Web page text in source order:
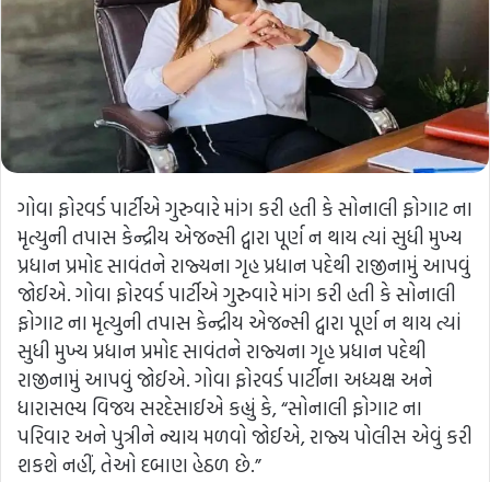
ગોવા ફોરવર્ડ પાર્ટીએ ગુરુવારે માંગ કરી હતી કે સોનાલી ફોગાટ ના
મૃત્યુની તપાસ કેન્દ્રીય એજન્સી દ્વારા પૂર્ણ ન થાય ત્યાં સુધી મુખ્ય
પ્રધાન પ્રમોદ સાવંતને રાજ્યના ગૃહ પ્રધાન પદેથી રાજીનામું આપવું
જોઈએ. ગોવા ફોરવર્ડ પાર્ટીએ ગુરુવારે માંગ કરી હતી કે સોનાલી
ફોગાટ ના મૃત્યુની તપાસ કેન્દ્રીય એજન્સી દ્વારા પૂર્ણ ન થાય ત્યાં
સુધી મુખ્ય પ્રધાન પ્રમોદ સાવંતને રાજ્યના ગૃહ પ્રધાન પદેથી
રાજીનામું આપવું જોઈએ. ગોવા ફોરવર્ડ પાર્ટીના અધ્યક્ષ અને
ધારાસભ્ય વિજય સરદેસાઈએ કહ્યું કે, “સોનાલી ફોગાટ ના
પરિવાર અને પુત્રીને ન્યાય મળવો જોઈએ, રાજ્ય પોલીસ એવું કરી
શકશે નહીં, તેઓ દબાણ હેઠળ છે.”